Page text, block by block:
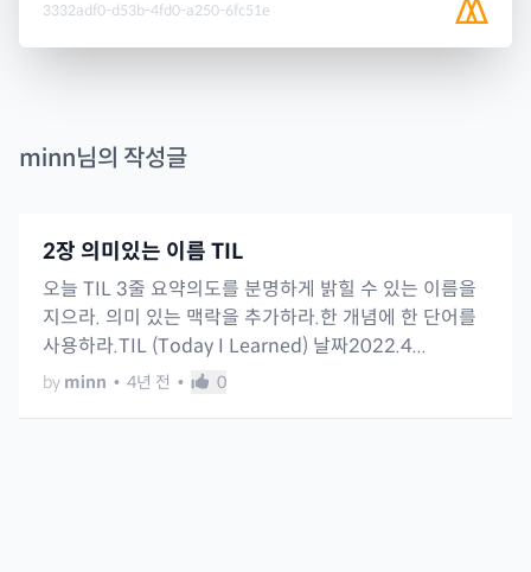
3332adf0-d53b-4fd0-a250-6fc51e
minn님의 작성글
2장 의미있는 이름 TIL
오늘 TIL 3줄 요약의도를 분명하게 밝힐 수 있는 이름을
지으라. 의미 있는 맥락을 추가하라.한 개념에 한 단어를
사용하라.TIL (Today I Learned) 날짜2022.4...
by minn • 4년 전 • 0